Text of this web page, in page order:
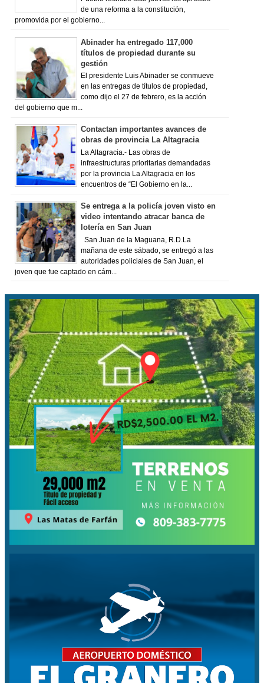
de una reforma a la constitución,
promovida por el gobierno...
Abinader ha entregado 117,000
títulos de propiedad durante su
gestión
El presidente Luis Abinader se conmueve
en las entregas de títulos de propiedad,
como dijo el 27 de febrero, es la acción
del gobierno que m...
Contactan importantes avances de
obras de provincia La Altagracia
La Altagracia.- Las obras de
infraestructuras prioritarias demandadas
por la provincia La Altagracia en los
encuentros de “El Gobierno en la...
Se entrega a la policía joven visto en
video intentando atracar banca de
lotería en San Juan
San Juan de la Maguana, R.D.La
mañana de este sábado, se entregó a las
autoridades policiales de San Juan, el
joven que fue captado en cám...